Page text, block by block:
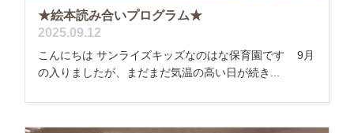
★絵本読み合いプログラム★
2025.09.12
こんにちは サンライズキッズなのはな保育園です 9月
の入りましたが、まだまだ気温の高い日が続き...